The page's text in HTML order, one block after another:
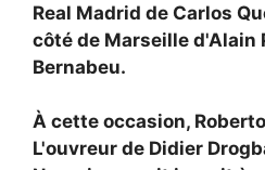
Real Madrid de Carlos
côté de Marseille d'Alain
Bernabeu.
À cette occasion,
L'ouvreur de Didier